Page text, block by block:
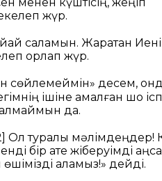
жүр.
саламын. Жаратқан
қорлап жүр.
сөйлемеймін» десем,
ішіне қамалған шоқ
алмаймын да.
Ол туралы мәлімдеңдер!
бір қате жіберуімді
аламыз!» дейді.